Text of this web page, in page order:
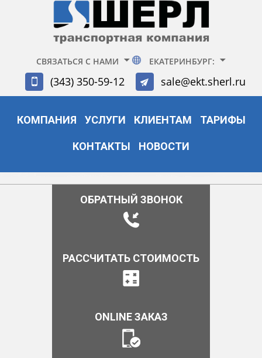
СВЯЗАТЬСЯ С НАМИ ЕКАТЕРИНБУРГ:
(343) 350-59-12 sale@ekt.sherl.ru
КОМПАНИЯ УСЛУГИ КЛИЕНТАМ ТАРИФЫ
КОНТАКТЫ НОВОСТИ
ОБРАТНЫЙ ЗВОНОК
РАССЧИТАТЬ СТОИМОСТЬ
ONLINE ЗАКАЗ